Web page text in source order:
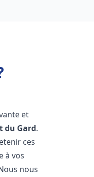
et
du Gard.
ces
à vos
nous